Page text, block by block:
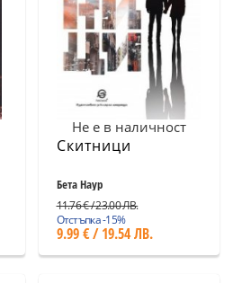
Не е в наличност
Скитници
Бета Наур
11.76 € / 23.00 ЛВ.
Отстъпка -15%
9.99 € / 19.54 ЛВ.